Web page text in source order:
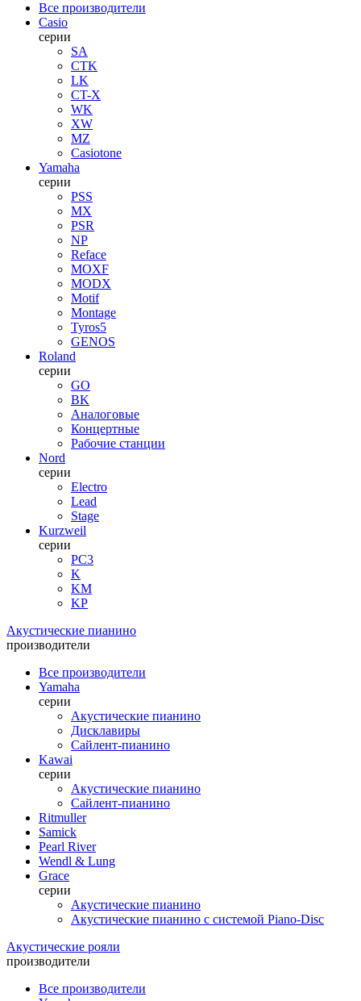
Все производители
Casio
серии
SA
CTK
LK
CT-X
WK
XW
MZ
Casiotone
Yamaha
серии
PSS
MX
PSR
NP
Reface
MOXF
MODX
Motif
Montage
Tyros5
GENOS
Roland
серии
GO
BK
Аналоговые
Концертные
Рабочие станции
Nord
серии
Electro
Lead
Stage
Kurzweil
серии
PC3
K
KM
KP
Акустические пианино
производители
Все производители
Yamaha
серии
Акустические пианино
Дисклавиры
Сайлент-пианино
Kawai
серии
Акустические пианино
Сайлент-пианино
Ritmuller
Samick
Pearl River
Wendl & Lung
Grace
серии
Акустические пианино
Акустические пианино с системой Piano-Disc
Акустические рояли
производители
Все производители